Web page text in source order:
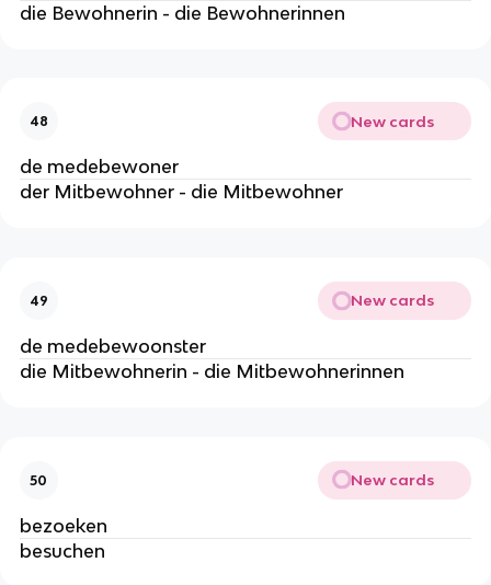
die Bewohnerin - die Bewohnerinnen
48 New cards
de medebewoner
der Mitbewohner - die Mitbewohner
49 New cards
de medebewoonster
die Mitbewohnerin - die Mitbewohnerinnen
50 New cards
bezoeken
besuchen